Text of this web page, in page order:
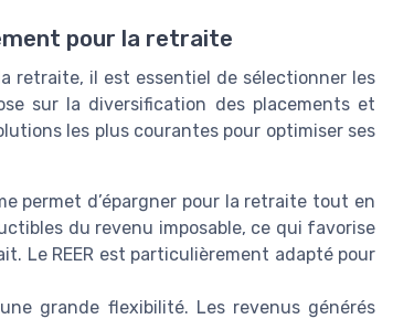
pour la retraite
retraite, il est essentiel de sélectionner les
sur la diversification des placements et
les plus courantes pour optimiser ses
permet d’épargner pour la retraite tout en
du revenu imposable, ce qui favorise
Le REER est particulièrement adapté pour
grande flexibilité. Les revenus générés